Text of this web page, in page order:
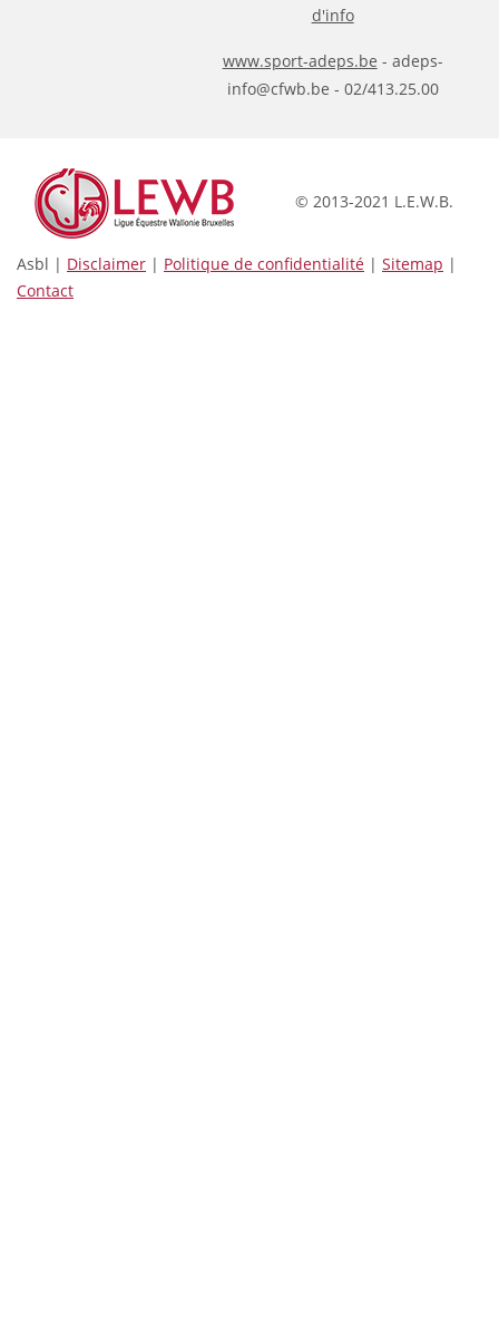
d'info
www.sport-adeps.be - adeps-
info@cfwb.be - 02/413.25.00
© 2013-2021 L.E.W.B.
Asbl | Disclaimer | Politique de confidentialité | Sitemap |
Contact